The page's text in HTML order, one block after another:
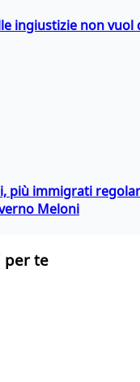
ingiustizie non vuol
più immigrati
Meloni
per te